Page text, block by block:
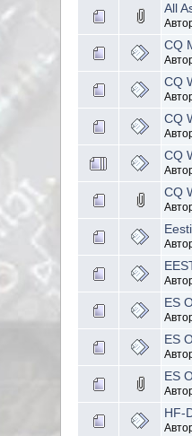
All
CQ
CQ
CQ
CQ
CQ
ES
ES
ES
HF-